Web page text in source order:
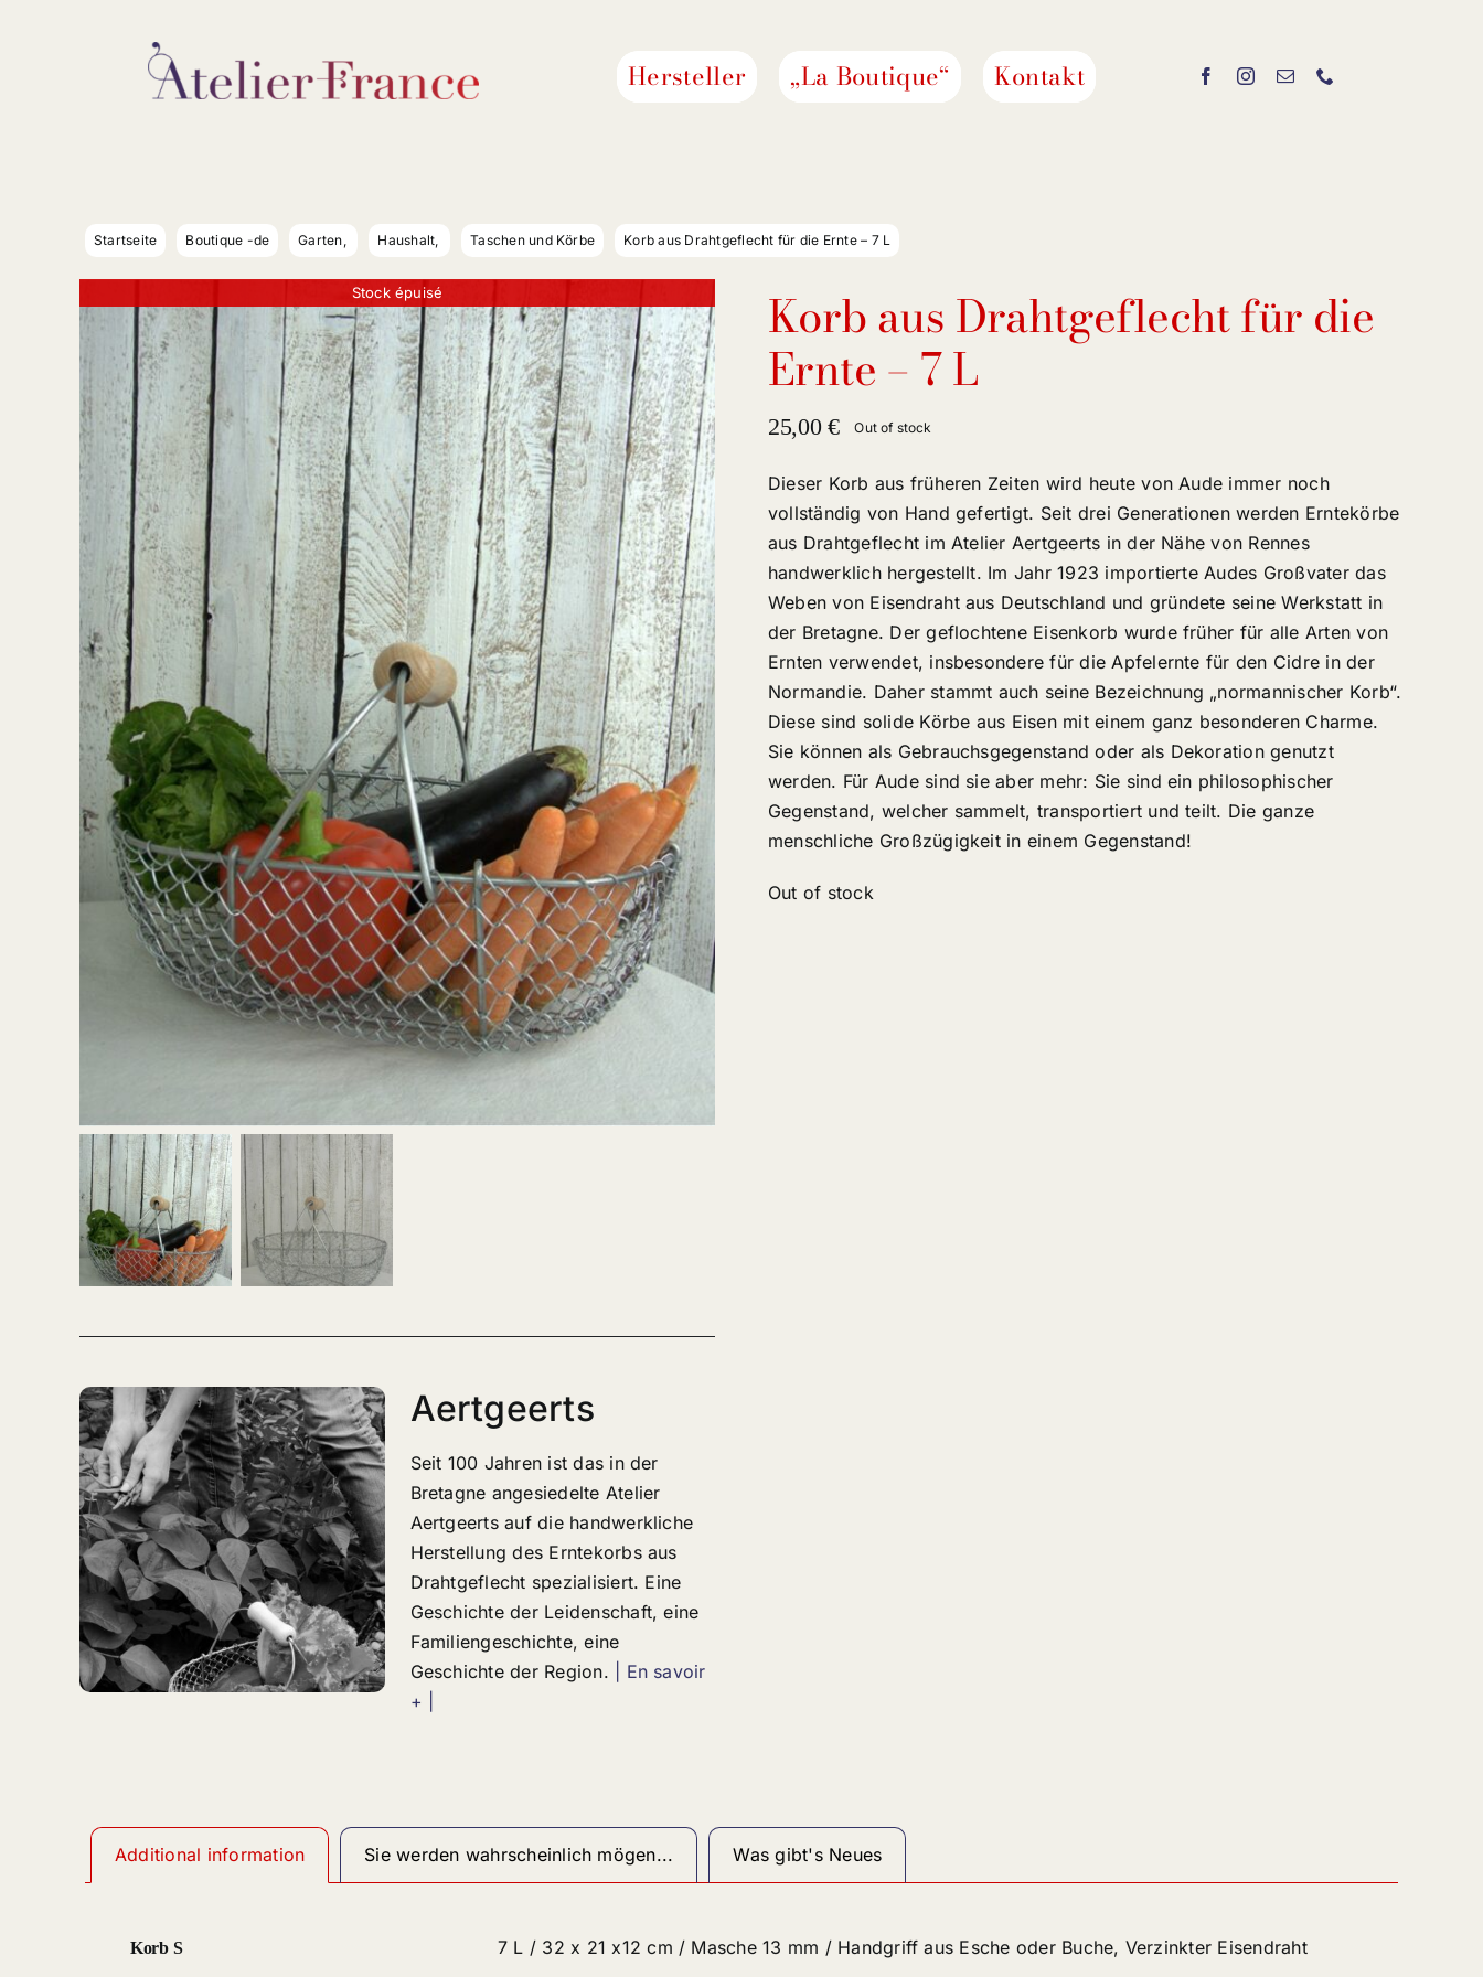
Hersteller „La Boutique“ Kontakt
Startseite Boutique -de Garten Haushalt Taschen und Körbe Korb aus Drahtgeflecht für die Ernte – 7 L
Stock épuisé
Aertgeerts
Seit 100 Jahren ist das in der
Bretagne angesiedelte Atelier
Aertgeerts auf die handwerkliche
Herstellung des Erntekorbs aus
Drahtgeflecht spezialisiert. Eine
Geschichte der Leidenschaft, eine
Familiengeschichte, eine
Geschichte der Region.
| En savoir
+ |
Korb aus Drahtgeflecht für die
Ernte – 7 L
25,00 € Out of stock
Dieser Korb aus früheren Zeiten wird heute von Aude immer noch
vollständig von Hand gefertigt. Seit drei Generationen werden Erntekörbe
aus Drahtgeflecht im Atelier Aertgeerts in der Nähe von Rennes
handwerklich hergestellt. Im Jahr 1923 importierte Audes Großvater das
Weben von Eisendraht aus Deutschland und gründete seine Werkstatt in
der Bretagne. Der geflochtene Eisenkorb wurde früher für alle Arten von
Ernten verwendet, insbesondere für die Apfelernte für den Cidre in der
Normandie. Daher stammt auch seine Bezeichnung „normannischer Korb“.
Diese sind solide Körbe aus Eisen mit einem ganz besonderen Charme.
Sie können als Gebrauchsgegenstand oder als Dekoration genutzt
werden. Für Aude sind sie aber mehr: Sie sind ein philosophischer
Gegenstand, welcher sammelt, transportiert und teilt. Die ganze
menschliche Großzügigkeit in einem Gegenstand!
Out of stock
Additional information Sie werden wahrscheinlich mögen... Was gibt's Neues
Korb S 7 L / 32 x 21 x12 cm / Masche 13 mm / Handgriff aus Esche oder Buche, Verzinkter Eisendraht